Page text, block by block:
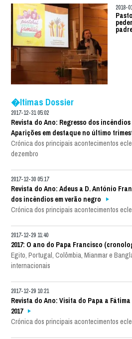
2018-
�ltimas Dossier
2017-12-31 05:02
Revista do Ano: Regresso dos
Aparições em destaque no último
Crónica dos principais acontecimentos
dezembro
2017-12-30 05:17
Revista do Ano: Adeus a D. António
dos incêndios em verão negro
Crónica dos principais acontecimentos
2017-12-29 11:40
2017: O ano do Papa Francisco
Egito, Portugal, Colômbia, Mianmar e
internacionais
2017-12-29 10:21
Revista do Ano: Visita do Papa a
2017
Crónica dos principais acontecimentos